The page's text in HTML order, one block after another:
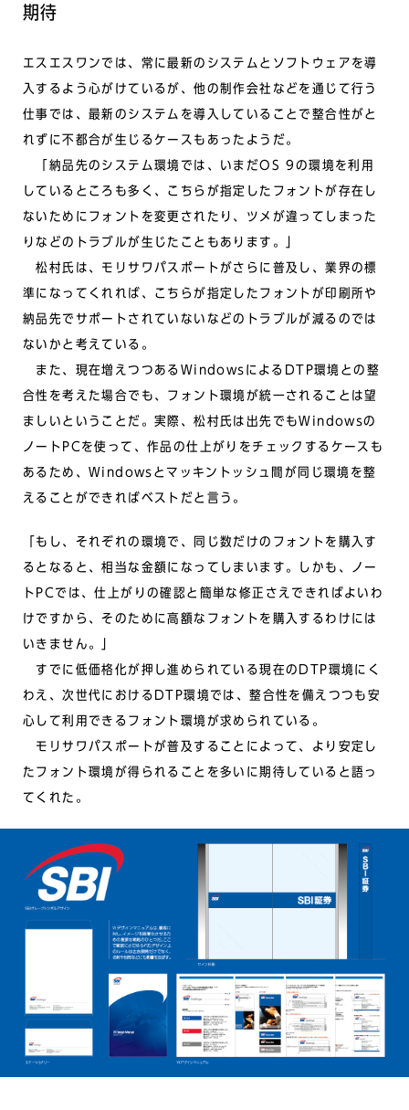
期待
エスエスワンでは、常に最新のシステムとソフトウェアを導
入するよう心がけているが、他の制作会社などを通じて行う
仕事では、最新のシステムを導入していることで整合性がと
れずに不都合が生じるケースもあったようだ。
「納品先のシステム環境では、いまだOS 9の環境を利用
しているところも多く、こちらが指定したフォントが存在し
ないためにフォントを変更されたり、ツメが違ってしまった
りなどのトラブルが生じたこともあります。」
松村氏は、モリサワパスポートがさらに普及し、業界の標
準になってくれれば、こちらが指定したフォントが印刷所や
納品先でサポートされていないなどのトラブルが減るのでは
ないかと考えている。
また、現在増えつつあるWindowsによるDTP環境との整
合性を考えた場合でも、フォント環境が統一されることは望
ましいということだ。実際、松村氏は出先でもWindowsの
ノートPCを使って、作品の仕上がりをチェックするケースも
あるため、Windowsとマッキントッシュ間が同じ環境を整
えることができればベストだと言う。
「もし、それぞれの環境で、同じ数だけのフォントを購入す
るとなると、相当な金額になってしまいます。しかも、ノー
トPCでは、仕上がりの確認と簡単な修正さえできればよいわ
けですから、そのために高額なフォントを購入するわけには
いきません。」
すでに低価格化が押し進められている現在のDTP環境にく
わえ、次世代におけるDTP環境では、整合性を備えつつも安
心して利用できるフォント環境が求められている。
モリサワパスポートが普及することによって、より安定し
たフォント環境が得られることを多いに期待していると語っ
てくれた。